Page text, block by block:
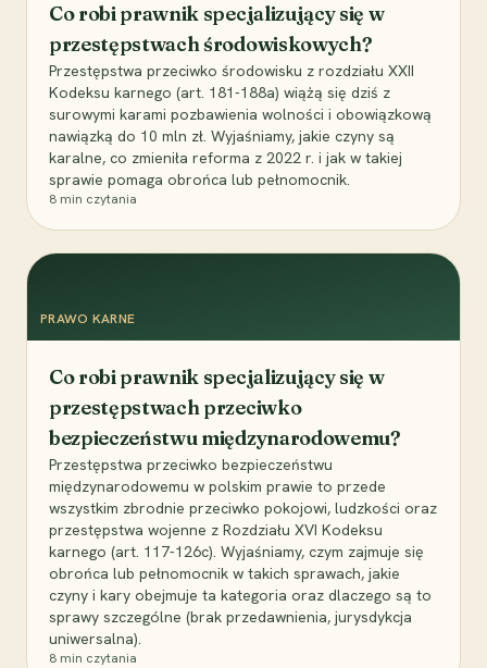
Co robi prawnik specjalizujący się w
przestępstwach środowiskowych?
Przestępstwa przeciwko środowisku z rozdziału XXII
Kodeksu karnego (art. 181-188a) wiążą się dziś z
surowymi karami pozbawienia wolności i obowiązkową
nawiązką do 10 mln zł. Wyjaśniamy, jakie czyny są
karalne, co zmieniła reforma z 2022 r. i jak w takiej
sprawie pomaga obrońca lub pełnomocnik.
8 min czytania
PRAWO KARNE
Co robi prawnik specjalizujący się w
przestępstwach przeciwko
bezpieczeństwu międzynarodowemu?
Przestępstwa przeciwko bezpieczeństwu
międzynarodowemu w polskim prawie to przede
wszystkim zbrodnie przeciwko pokojowi, ludzkości oraz
przestępstwa wojenne z Rozdziału XVI Kodeksu
karnego (art. 117-126c). Wyjaśniamy, czym zajmuje się
obrońca lub pełnomocnik w takich sprawach, jakie
czyny i kary obejmuje ta kategoria oraz dlaczego są to
sprawy szczególne (brak przedawnienia, jurysdykcja
uniwersalna).
8 min czytania